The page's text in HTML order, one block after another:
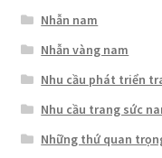
Nhẫn nam
Nhẫn vàng nam
Nhu cầu phát triển
Nhu cầu trang sức
Những thứ quan